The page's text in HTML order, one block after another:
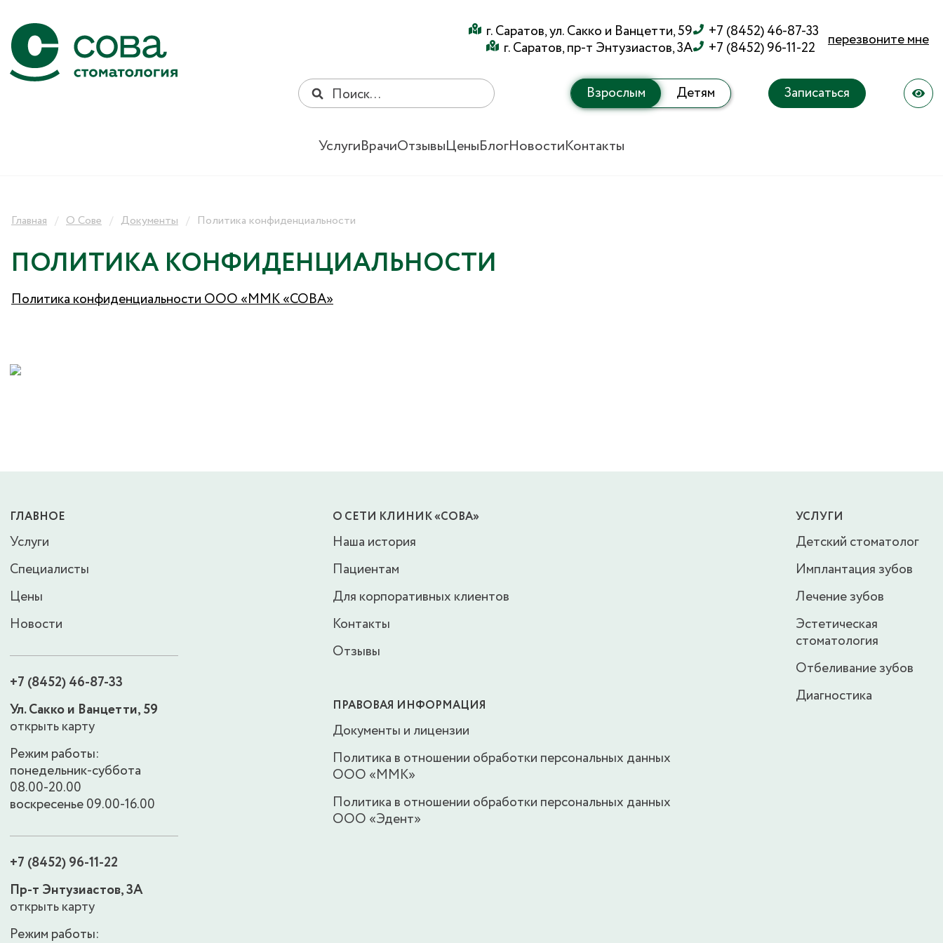
г. Саратов, ул. Сакко и Ванцетти, 59
г. Саратов, пр-т Энтузиастов, 3А
+7 (8452) 46-87-33
+7 (8452) 96-11-22
перезвоните мне
Взрослым Детям Записаться
УслугиВрачиОтзывыЦеныБлогНовостиКонтакты
Главная О Сове Документы Политика конфиденциальности
ПОЛИТИКА КОНФИДЕНЦИАЛЬНОСТИ
Политика конфиденциальности ООО «ММК «СОВА»
ГЛАВНОЕ
Услуги
Специалисты
Цены
Новости
+7 (8452) 46-87-33
Ул. Сакко и Ванцетти, 59
открыть карту
Режим работы:
понедельник-суббота
08.00-20.00
воскресенье 09.00-16.00
+7 (8452) 96-11-22
Пр-т Энтузиастов, 3А
открыть карту
Режим работы:
О СЕТИ КЛИНИК «СОВА»
Наша история
Пациентам
Для корпоративных клиентов
Контакты
Отзывы
ПРАВОВАЯ ИНФОРМАЦИЯ
Документы и лицензии
Политика в отношении обработки персональных данных
ООО «ММК»
Политика в отношении обработки персональных данных
ООО «Эдент»
УСЛУГИ
Детский стоматолог
Имплантация зубов
Лечение зубов
Эстетическая
стоматология
Отбеливание зубов
Диагностика